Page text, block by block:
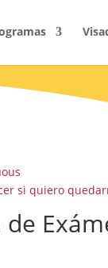
si quiero